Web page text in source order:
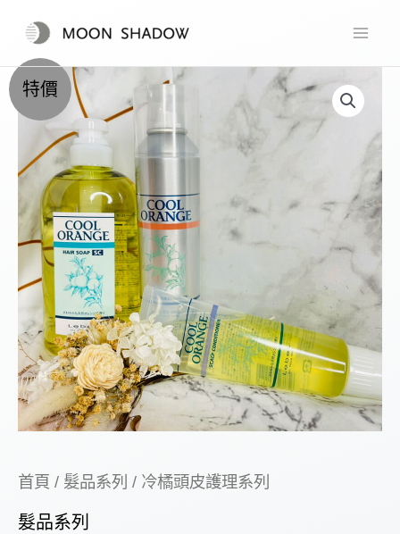
主
要
特價
首頁 / 髮品系列 / 冷橘頭皮護理系列
髮品系列